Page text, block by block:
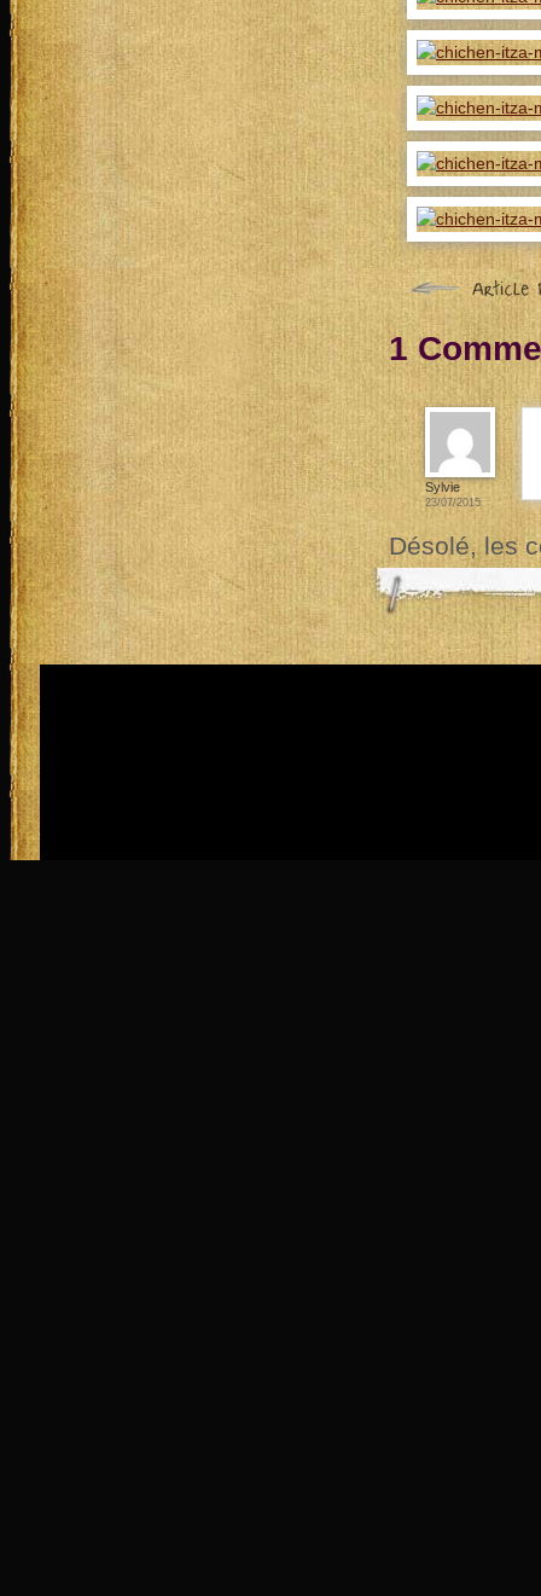
1
Sylvie
23/07/2015
Désolé, les